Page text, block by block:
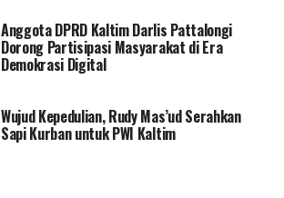
Anggota DPRD Kaltim Darlis Pattalongi
Dorong Partisipasi Masyarakat di Era
Demokrasi Digital
Wujud Kepedulian, Rudy Mas’ud Serahkan
Sapi Kurban untuk PWI Kaltim